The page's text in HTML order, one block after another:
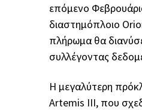
επόμενο
διαστημόπλοιο
πλήρωμα θα
συλλέγοντας
Η μεγαλύτερη
Artemis III, που